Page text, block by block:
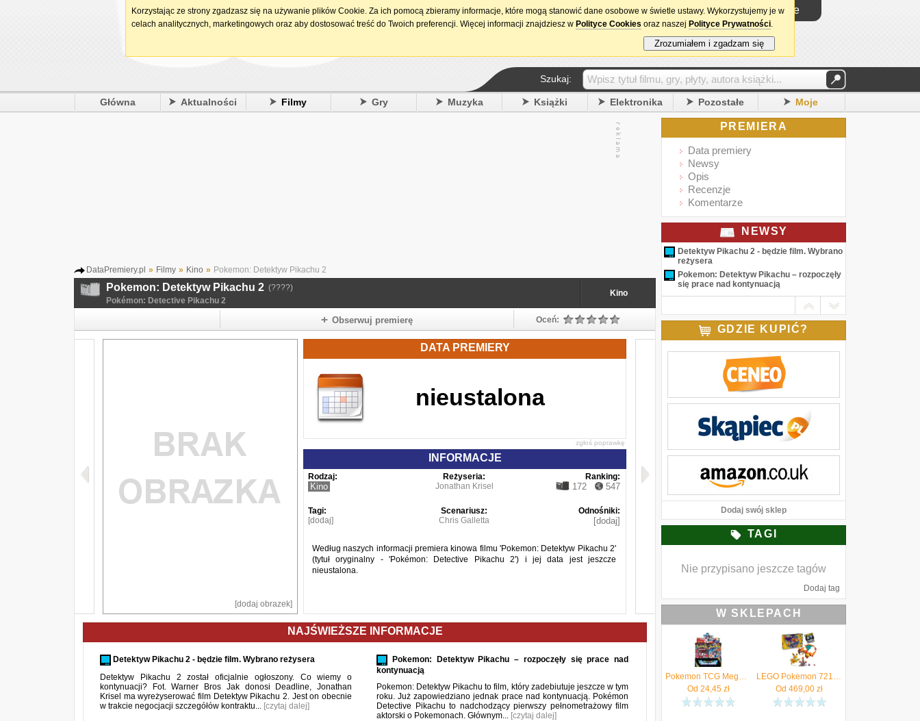
15. urodziny DataPremiery.pl Logowanie
Szukaj:
Główna Aktualności Filmy Gry Muzyka Książki Elektronika Pozostałe Moje
DataPremiery.pl » Filmy » Kino » Pokemon: Detektyw Pikachu 2
Pokemon: Detektyw Pikachu 2 (????)
Pokémon: Detective Pikachu 2
Kino
Obserwuj premierę Oceń:
DATA PREMIERY
nieustalona
zgłoś poprawkę
INFORMACJE
Rodzaj:
Kino
Reżyseria:
Jonathan Krisel
Ranking:
172 547
Tagi:
[dodaj]
Scenariusz:
Chris Galletta
Odnośniki:
[dodaj]
Według naszych informacji premiera kinowa filmu 'Pokemon: Detektyw Pikachu 2'
(tytuł oryginalny - 'Pokémon: Detective Pikachu 2') i jej data jest jeszcze
nieustalona.
[dodaj obrazek]
NAJŚWIEŻSZE INFORMACJE
Detektyw Pikachu 2 - będzie film. Wybrano reżysera
Detektyw Pikachu 2 został oficjalnie ogłoszony. Co wiemy o
kontynuacji? Fot. Warner Bros Jak donosi Deadline, Jonathan
Krisel ma wyreżyserować film Detektyw Pikachu 2. Jest on obecnie
w trakcie negocjacji szczegółów kontraktu... [czytaj dalej]
Pokemon: Detektyw Pikachu – rozpoczęły się prace nad
kontynuacją
Pokemon: Detektyw Pikachu to film, który zadebiutuje jeszcze w tym
roku. Już zapowiedziano jednak prace nad kontynuacją. Pokémon
Detective Pikachu to nadchodzący pierwszy pełnometrażowy film
aktorski o Pokemonach. Głównym... [czytaj dalej]
PREMIERA
Data premiery
Newsy
Opis
Recenzje
Komentarze
NEWSY
Detektyw Pikachu 2 - będzie film. Wybrano
reżysera
Pokemon: Detektyw Pikachu – rozpoczęły
się prace nad kontynuacją
GDZIE KUPIĆ?
Dodaj swój sklep
TAGI
Nie przypisano jeszcze tagów
Dodaj tag
W SKLEPACH
Pokemon TCG Mega Evolution - Chaos Rising - Booster Display (36)
Od 24,45zł
LEGO Pokemon 72167 SMART Play: Charizard kontra Jolteon — ostateczna bitwa
Od 469,00 zł
Korzystając ze strony zgadzasz się na używanie plików Cookie. Za ich pomocą zbieramy informacje, które mogą stanowić dane osobowe w świetle ustawy. Wykorzystujemy je w
celach analitycznych, marketingowych oraz aby dostosować treść do Twoich preferencji. Więcej informacji znajdziesz w Polityce Cookies oraz naszej Polityce Prywatności.
Zrozumiałem i zgadzam się